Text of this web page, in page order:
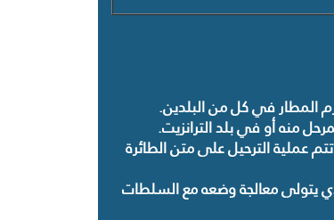
المطار في كل من البلدين.
منه أو في بلد الترانزيت.
عملية الترحيل على متن الطائرة
يتولى معالجة وضعه مع السلطات